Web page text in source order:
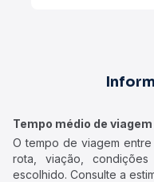
Tempo médio de viagem
O tempo de viagem
rota, viação,
escolhido. Consulte a